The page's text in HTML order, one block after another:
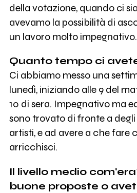
della votazione, quando ci
avevamo la possibilità di
un lavoro molto impegnativo.
Quanto tempo ci
Ci abbiamo messo una
lunedì, iniziando alle 9 del
10 di sera. Impegnativo ma
sono trovato di fronte a
artisti, e ad avere a che fare
arricchisci.
Il livello medio
buone proposte o